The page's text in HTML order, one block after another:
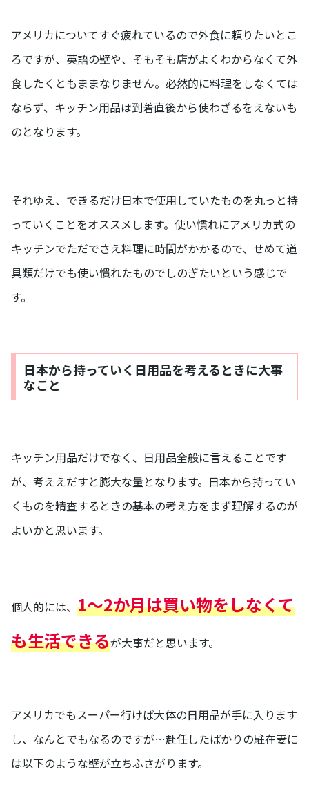
アメリカについてすぐ疲れているので外食に頼りたいとこ
ろですが、英語の壁や、そもそも店がよくわからなくて外
食したくともままなりません。必然的に料理をしなくては
ならず、キッチン用品は到着直後から使わざるをえないも
のとなります。
それゆえ、できるだけ日本で使用していたものを丸っと持
っていくことをオススメします。使い慣れにアメリカ式の
キッチンでただでさえ料理に時間がかかるので、せめて道
具類だけでも使い慣れたものでしのぎたいという感じで
す。
日本から持っていく日用品を考えるときに大事
なこと
キッチン用品だけでなく、日用品全般に言えることです
が、考ええだすと膨大な量となります。日本から持ってい
くものを精査するときの基本の考え方をまず理解するのが
よいかと思います。
個人的には、 1～2か月は買い物をしなくて
も生活できるが大事だと思います。
アメリカでもスーパー行けば大体の日用品が手に入ります
し、なんとでもなるのですが…赴任したばかりの駐在妻に
は以下のような壁が立ちふさがります。